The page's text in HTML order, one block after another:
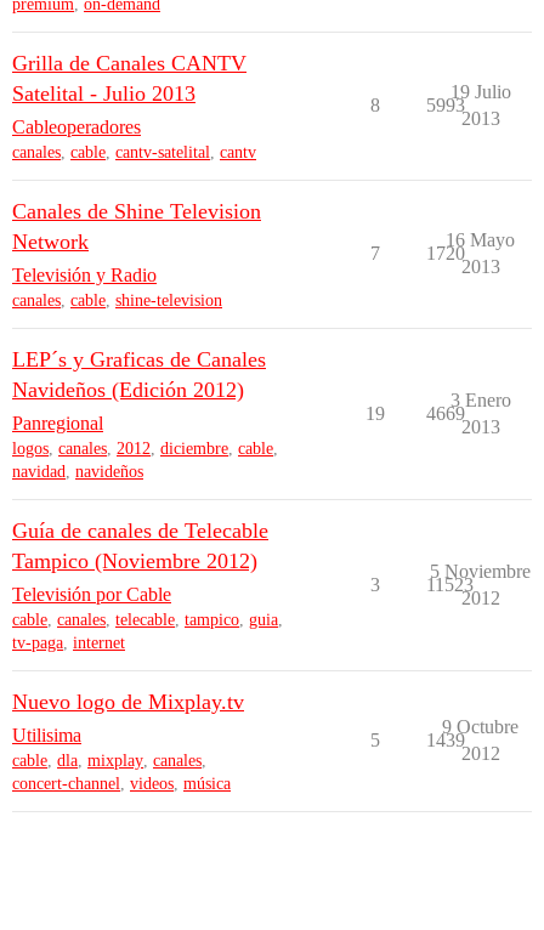
premium, on-demand
Grilla de Canales CANTV
Satelital - Julio 2013
Cableoperadores
canales, cable, cantv-satelital, cantv
8 5993
19 Julio
2013
Canales de Shine Television
Network
Televisión y Radio
canales, cable, shine-television
7 1720
16 Mayo
2013
LEP´s y Graficas de Canales
Navideños (Edición 2012)
Panregional
logos, canales, 2012, diciembre, cable,
navidad, navideños
19 4669
3 Enero
2013
Guía de canales de Telecable
Tampico (Noviembre 2012)
Televisión por Cable
cable, canales, telecable, tampico, guia,
tv-paga, internet
3 11523
5 Noviembre
2012
Nuevo logo de Mixplay.tv
Utilisima
cable, dla, mixplay, canales,
concert-channel, videos, música
5 1439
9 Octubre
2012